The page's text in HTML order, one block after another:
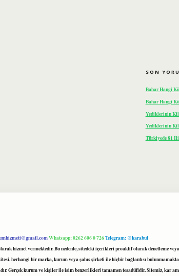
SON
Bahar Hangi
Bahar Hangi
Yediklerinin
Yediklerinin
Türkiyede 81
Whatsapp: 0262 606 0 726Telegram: @karabul
hizmet vermektedir. Bu nedenle, sitedeki içerikleri proaktif olarak denetleme
bir marka, kurum veya şahıs şirketi ile hiçbir bağlantısı
Gerçek kurum ve kişiler ile isim benzerlikleri tamamen tesadüfidir. Sitemiz, kar